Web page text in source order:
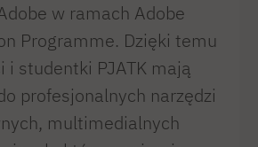
w ramach Adobe
Programme. Dzięki temu
i studentki PJATK mają
profesjonalnych narzędzi
multimedialnych